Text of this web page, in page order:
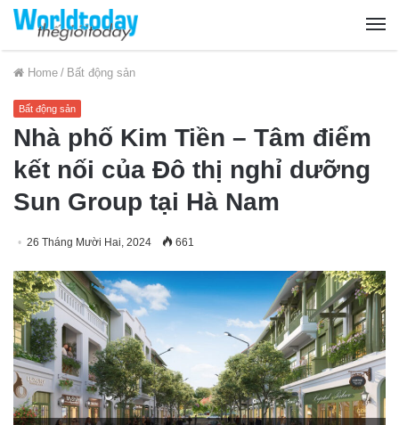
Home / Bất động sản
Bất động sản
Nhà phố Kim Tiền – Tâm điểm
kết nối của Đô thị nghỉ dưỡng
Sun Group tại Hà Nam
26 Tháng Mười Hai, 2024 661